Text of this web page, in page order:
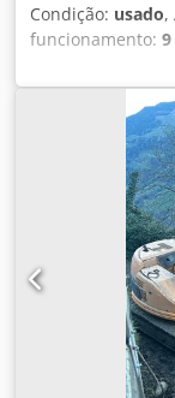
Condição: usado,
funcionamento: 9
MARCA:
FABRICAÇÃO:
POTÊNCIA:
14420 KG
PRÓPRIO)
CONDICIONADO
FUNÇÃO DE
(Repetição em
MACHINERY BV.
BAIXOS
NL864089764B01